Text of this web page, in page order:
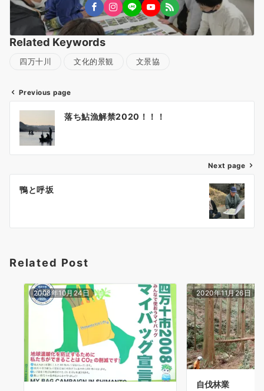
Related Keywords
四万十川 文化的景観 文景協
投
稿
ナ
ビ
シ
ン
Previous page
落ち鮎漁解禁2020！！！
Next page
鴨と呼坂
Related Post
2008年10月24日 2020年11月26日
自伐林業